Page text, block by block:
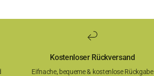
Kostenloser Rückversand
Eifnache, bequeme & kostenlose Rückgabe